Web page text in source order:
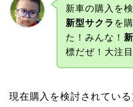
新車の購入を
新型サクラ を
た！みんな！
標だぜ！大注目
現在購入を検討されてい